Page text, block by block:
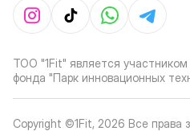
ТОО "1Fit" является
фонда "Парк инновационных
Copyright ©1Fit, 2026 Все права